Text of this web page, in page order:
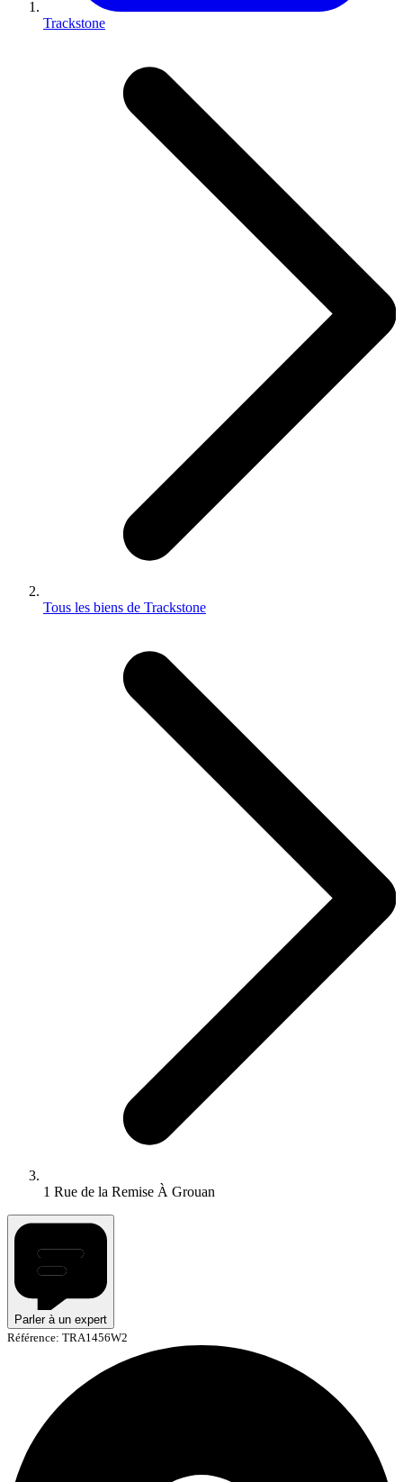
Trackstone
Tous les biens de Trackstone
1 Rue de la Remise À Grouan
Parler à un expert
Référence: TRA1456W2